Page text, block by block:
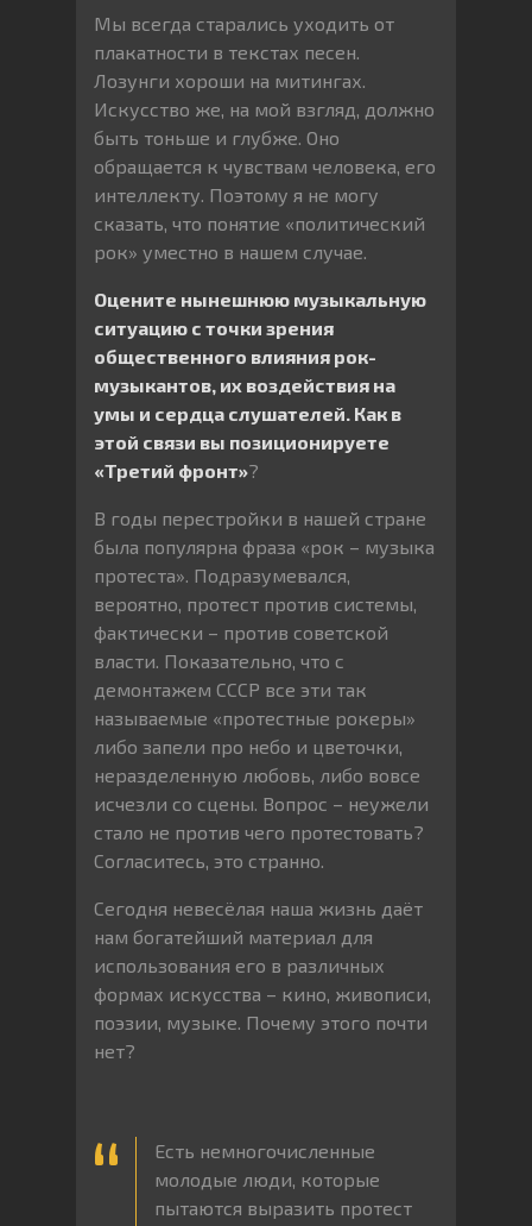
Мы всегда старались уходить от
плакатности в текстах песен.
Лозунги хороши на митингах.
Искусство же, на мой взгляд, должно
быть тоньше и глубже. Оно
обращается к чувствам человека, его
интеллекту. Поэтому я не могу
сказать, что понятие «политический
рок» уместно в нашем случае.
Оцените нынешнюю музыкальную
ситуацию с точки зрения
общественного влияния рок-
музыкантов, их воздействия на
умы и сердца слушателей. Как в
этой связи вы позиционируете
«Третий фронт»?
В годы перестройки в нашей стране
была популярна фраза «рок – музыка
протеста». Подразумевался,
вероятно, протест против системы,
фактически – против советской
власти. Показательно, что с
демонтажем СССР все эти так
называемые «протестные рокеры»
либо запели про небо и цветочки,
неразделенную любовь, либо вовсе
исчезли со сцены. Вопрос – неужели
стало не против чего протестовать?
Согласитесь, это странно.
Сегодня невесёлая наша жизнь даёт
нам богатейший материал для
использования его в различных
формах искусства – кино, живописи,
поэзии, музыке. Почему этого почти
нет?
Есть немногочисленные
молодые люди, которые
пытаются выразить протест